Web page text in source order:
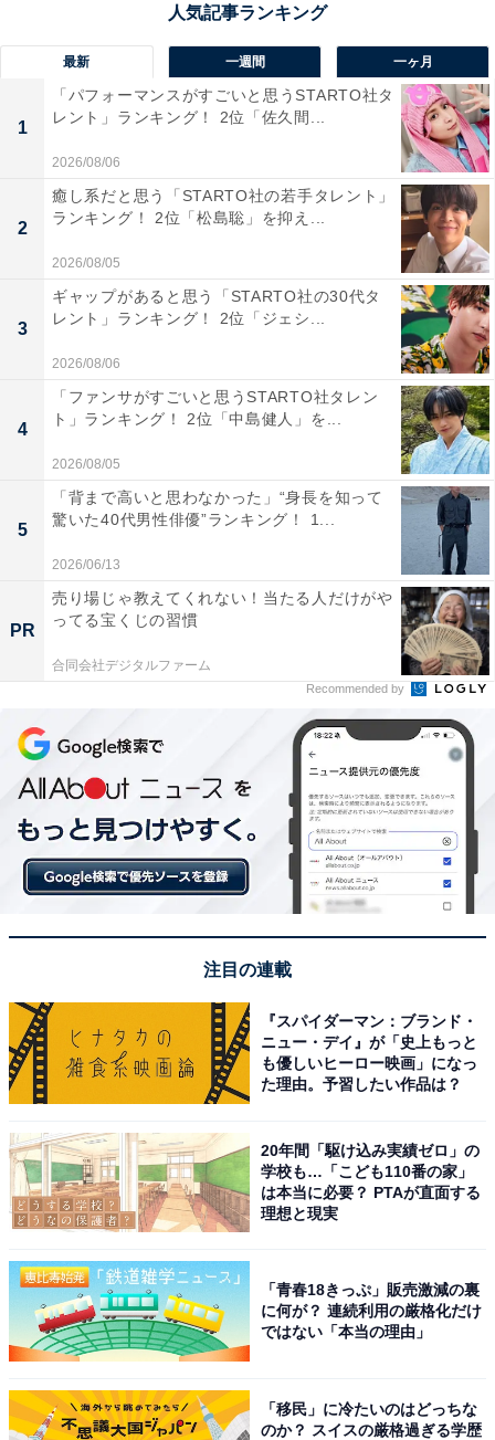
った木々が古都の街並みに彩りを添えます。寺社仏閣と
紅葉が調和した情景や、夜のライトアップによる幻想的
な雰囲気も、訪れる人の心に強く残る理由の1つです。
回答者からは「長野県と迷いましたが京都にしました。
どちらも行ったことが有るのですが、京都の景色（お寺
や神社）と紅葉のきれいな色があいまって、絶景だと思
いました」（60代女性／大阪府）、「東福寺の通天橋
等、名所が多い。秋の京都市内は人が多すぎるので近づ
きたくない思いもあるが、一回は見た方がいい」（40代
男性／京都府）、「嵐山の渡月橋からの紅葉が美しく、
文化と自然の調和が絶景だから」（10代男性／大阪府）
といった声が集まりました。
※回答者からのコメントは原文ママです
この記事の筆者：坂上 恵
All About ニュースの編集者。オールアバウトに入社後、
SNSトレンドにフォーカスした記事執筆やSEOライティ
ングの経験を経て、のちにAll About ニュースチームのメ
ンバーに参入。現在は旅行・カルチャー・エンタメなど
を中心に企画編集を担当。東京都出身。居酒屋巡りとス
ポーツ観戦が生きがい。
次ページ 9位までのランキング結果を見る
【2025年調査】「湖の風景が美しいと思う都道
府県」ランキング！ 2位「北海道」、1位は？
最新 一週間 一ヶ月
1
「パフォーマンスがすごいと思うSTARTO社タ
レント」ランキング！ 2位「佐久間...
2026/08/06
2
癒し系だと思う「STARTO社の若手タレント」
ランキング！ 2位「松島聡」を抑え...
2026/08/05
3
ギャップがあると思う「STARTO社の30代タ
レント」ランキング！ 2位「ジェシ...
2026/08/06
4
「ファンサがすごいと思うSTARTO社タレン
ト」ランキング！ 2位「中島健人」を...
2026/08/05
5
「背まで高いと思わなかった」“身長を知って
驚いた40代男性俳優”ランキング！ 1...
2026/06/13
PR
売り場じゃ教えてくれない！当たる人だけがや
ってる宝くじの習慣
合同会社デジタルファーム
Recommended by
注目の連載
『スパイダーマン：ブランド・
ニュー・デイ』が「史上もっと
も優しいヒーロー映画」になっ
た理由。予習したい作品は？
20年間「駆け込み実績ゼロ」の
学校も…「こども110番の家」
は本当に必要？ PTAが直面する
理想と現実
「青春18きっぷ」販売激減の裏
に何が？ 連続利用の厳格化だけ
ではない「本当の理由」
「移民」に冷たいのはどっちな
のか？ スイスの厳格過ぎる学歴